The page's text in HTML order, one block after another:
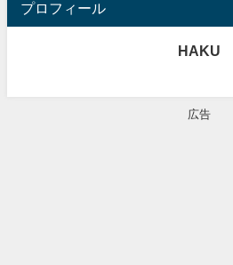
プロフィール
HAKU
広告